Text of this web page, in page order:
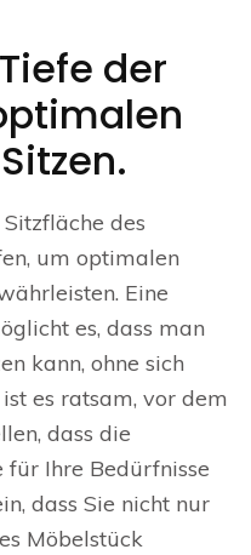
der
des
um optimalen
Eine
es, dass man
kann, ohne sich
es ratsam, vor dem
dass die
Ihre Bedürfnisse
dass Sie nicht nur
Möbelstück